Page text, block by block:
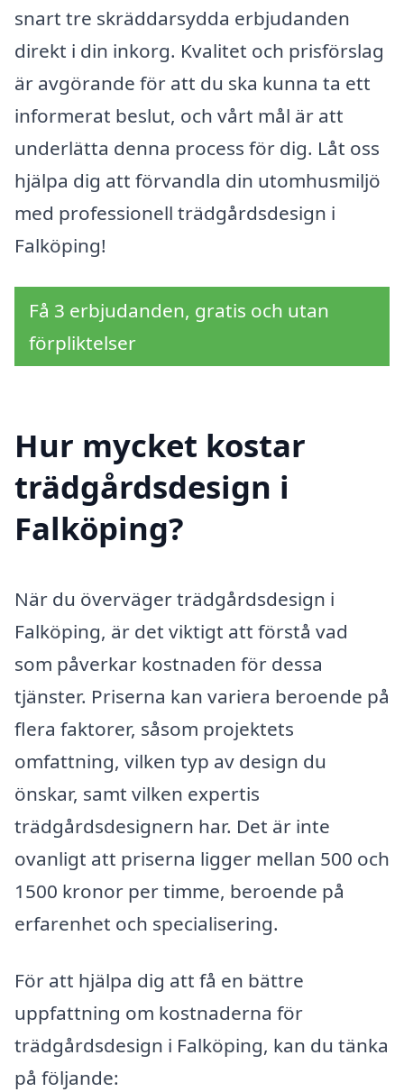
snart tre skräddarsydda erbjudanden
direkt i din inkorg. Kvalitet och prisförslag
är avgörande för att du ska kunna ta ett
informerat beslut, och vårt mål är att
underlätta denna process för dig. Låt oss
hjälpa dig att förvandla din utomhusmiljö
med professionell trädgårdsdesign i
Falköping!
Få 3 erbjudanden, gratis och utan
förpliktelser
Hur mycket kostar
trädgårdsdesign i
Falköping?
När du överväger trädgårdsdesign i
Falköping, är det viktigt att förstå vad
som påverkar kostnaden för dessa
tjänster. Priserna kan variera beroende på
flera faktorer, såsom projektets
omfattning, vilken typ av design du
önskar, samt vilken expertis
trädgårdsdesignern har. Det är inte
ovanligt att priserna ligger mellan 500 och
1500 kronor per timme, beroende på
erfarenhet och specialisering.
För att hjälpa dig att få en bättre
uppfattning om kostnaderna för
trädgårdsdesign i Falköping, kan du tänka
på följande: